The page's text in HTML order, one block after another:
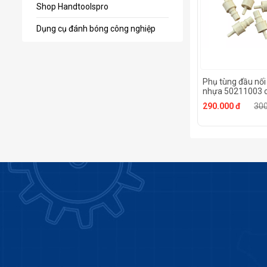
Shop Handtoolspro
Dụng cụ đánh bóng công nghiệp
Phụ tùng đầu
nhựa 50211003
#1933 của máy
UHT - Nhật Bản
290.000 đ